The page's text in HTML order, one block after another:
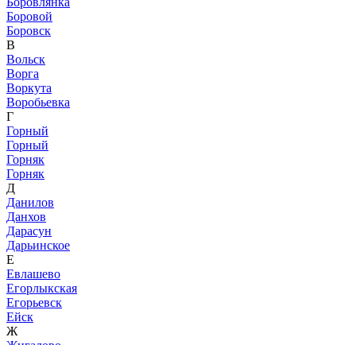
Боровой
Боровск
В
Вольск
Ворга
Воркута
Воробьевка
Г
Горный
Горный
Горняк
Горняк
Д
Данилов
Данхов
Дарасун
Дарьинское
Е
Евлашево
Егорлыкская
Егорьевск
Ейск
Ж